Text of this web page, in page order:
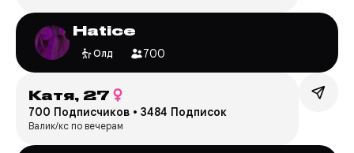
Hatice
Олд 700
Катя, 27
700 Подписчиков • 3484 Подписок
Валик/кс по вечерам